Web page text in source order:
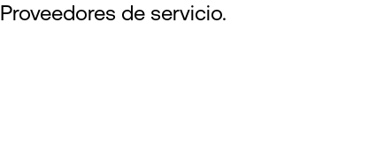
Proveedores de servicio.